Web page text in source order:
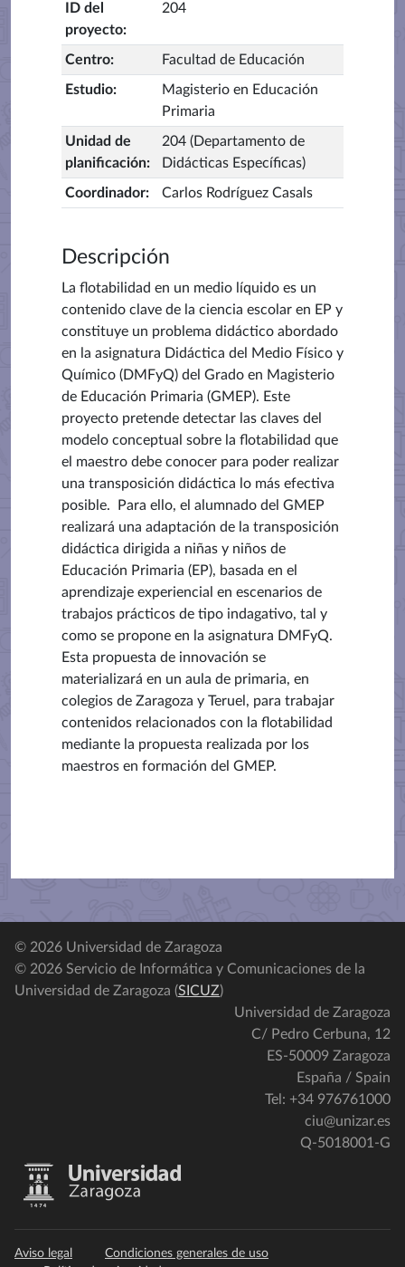
ID del
proyecto:
204
Centro: Facultad de Educación
Estudio:
Magisterio en Educación
Primaria
Unidad de
planificación:
204 (Departamento de
Didácticas Específicas)
Coordinador: Carlos Rodríguez Casals
Descripción
La flotabilidad en un medio líquido es un
contenido clave de la ciencia escolar en EP y
constituye un problema didáctico abordado
en la asignatura Didáctica del Medio Físico y
Químico (DMFyQ) del Grado en Magisterio
de Educación Primaria (GMEP). Este
proyecto pretende detectar las claves del
modelo conceptual sobre la flotabilidad que
el maestro debe conocer para poder realizar
una transposición didáctica lo más efectiva
posible.
Para ello, el alumnado del GMEP
realizará una adaptación de la transposición
didáctica dirigida a niñas y niños de
Educación Primaria (EP), basada en el
aprendizaje experiencial en escenarios de
trabajos prácticos de tipo indagativo, tal y
como se propone en la asignatura DMFyQ.
Esta propuesta de innovación se
materializará en un aula de primaria, en
colegios de Zaragoza y Teruel , para trabajar
contenidos relacionados con la flotabilidad
mediante la propuesta realizada por los
maestros en formación del GMEP.
© 2026 Universidad de Zaragoza
© 2026 Servicio de Informática y Comunicaciones de la
Universidad de Zaragoza (SICUZ)
Universidad de Zaragoza
C/ Pedro Cerbuna, 12
ES-50009 Zaragoza
España / Spain
Tel: +34 976761000
ciu@unizar.es
Q-5018001-G
Aviso legal
Condiciones generales de uso